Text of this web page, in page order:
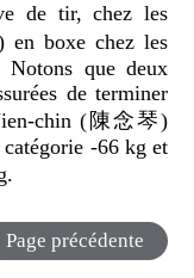
de tir, chez les
boxe chez les
que deux
de terminer
chin (陳念琴)
-66 kg et
Page précédente